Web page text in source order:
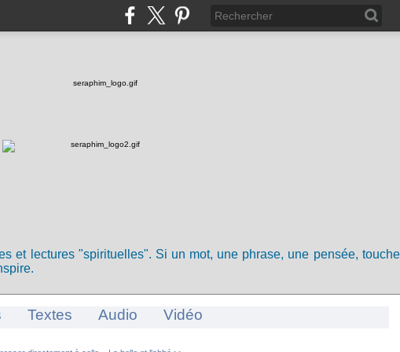
et lectures "spirituelles". Si un mot, une phrase, une pensée,
Textes Audio Vidéo